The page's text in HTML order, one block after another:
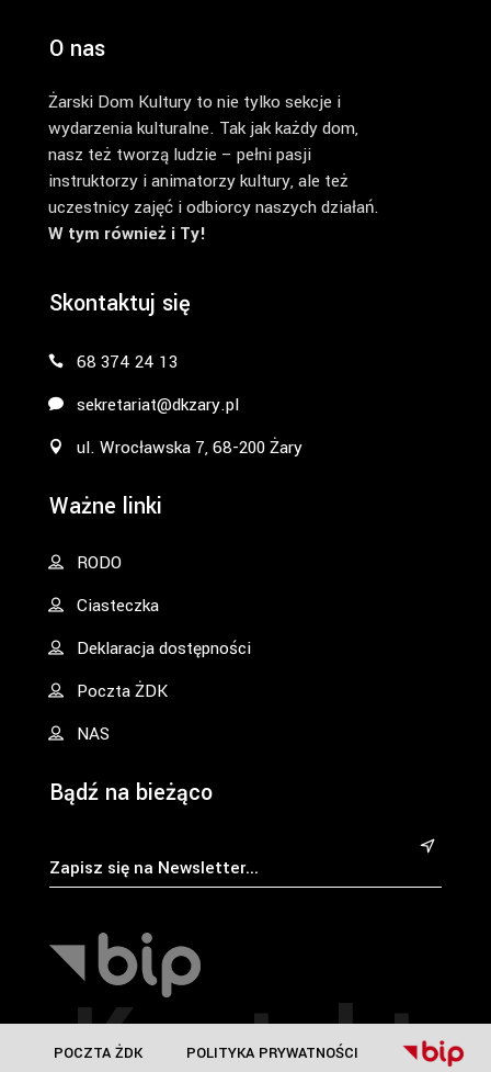
POLITYKA PRYWATNOŚCI
POCZTA ŻDK
O nas
Żarski Dom Kultury to nie tylko sekcje i
wydarzenia kulturalne. Tak jak każdy dom,
nasz też tworzą ludzie – pełni pasji
instruktorzy i animatorzy kultury, ale też
uczestnicy zajęć i odbiorcy naszych działań.
W tym również i Ty!
Skontaktuj się
68 374 24 13
sekretariat@dkzary.pl
ul. Wrocławska 7, 68-200 Żary
Ważne linki
RODO
Ciasteczka
Deklaracja dostępności
Poczta ŻDK
NAS
Bądź na bieżąco
&